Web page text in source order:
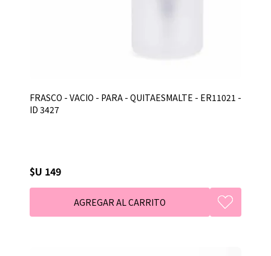
FRASCO - VACIO - PARA - QUITAESMALTE - ER11021 -
ID 3427
$U 149